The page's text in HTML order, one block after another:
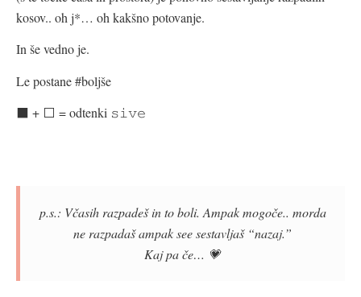
kosov.. oh j*… oh kakšno potovanje.
In še vedno je.
Le postane #boljše
⬛️ + ⬜️ = odtenki 𝚜𝚒𝚟𝚎
p.s.: Včasih razpadeš in to boli. Ampak mogoče.. morda
ne razpadaš ampak see sestavljaš “nazaj.”
Kaj pa če… 💗